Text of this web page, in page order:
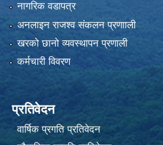
नागरिक वडापत्र
अनलाइन राजश्व संकलन प्रणााली
खरको छानो व्यवस्थापन प्रणाली
कर्मचारी विवरण
प्रतिवेदन
वार्षिक प्रगति प्रतिवेदन